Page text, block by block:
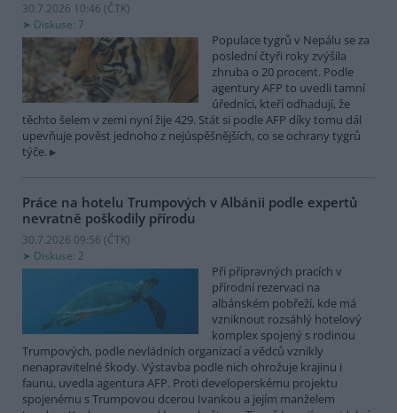
30.7.2026 10:46 (ČTK)
Diskuse: 7
Populace tygrů v Nepálu se za
poslední čtyři roky zvýšila
zhruba o 20 procent. Podle
agentury AFP to uvedli tamní
úředníci, kteří odhadují, že
těchto šelem v zemi nyní žije 429. Stát si podle AFP díky tomu dál
upevňuje pověst jednoho z nejúspěšnějších, co se ochrany tygrů
týče.
Práce na hotelu Trumpových v Albánii podle expertů
nevratně poškodily přírodu
30.7.2026 09:56 (ČTK)
Diskuse: 2
Při přípravných pracích v
přírodní rezervaci na
albánském pobřeží, kde má
vzniknout rozsáhlý hotelový
komplex spojený s rodinou
Trumpových, podle nevládních organizací a vědců vznikly
nenapravitelné škody. Výstavba podle nich ohrožuje krajinu i
faunu, uvedla agentura AFP. Proti developerskému projektu
spojenému s Trumpovou dcerou Ivankou a jejím manželem